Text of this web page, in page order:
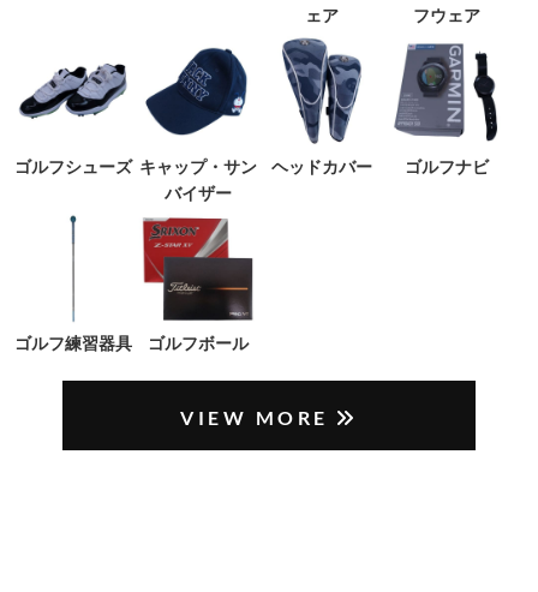
ェア
フウェア
ゴルフシューズ キャップ・サン
バイザー
ヘッドカバー ゴルフナビ
ゴルフ練習器具 ゴルフボール
VIEW MORE